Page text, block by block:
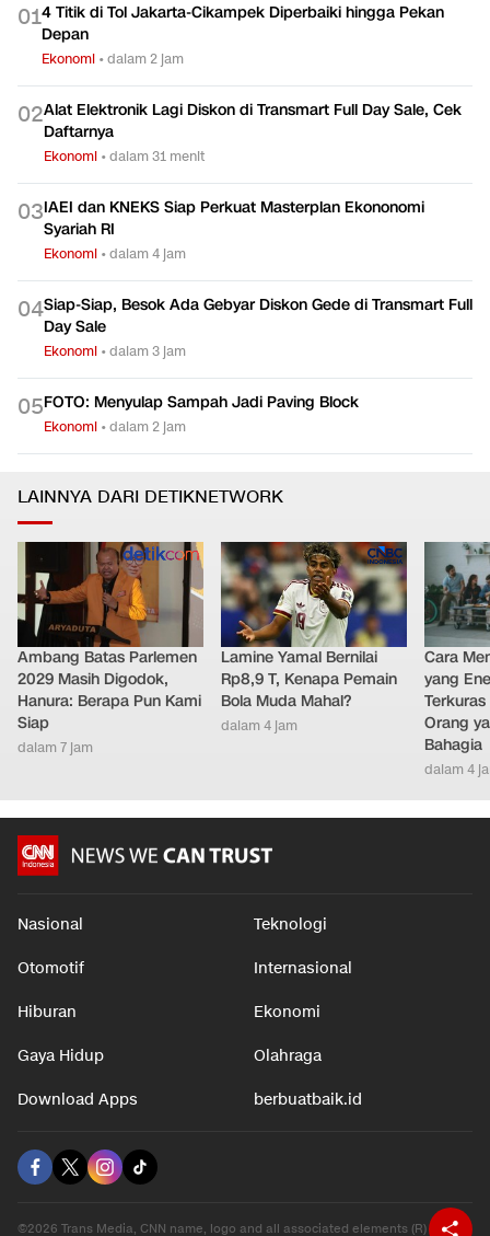
014 Titik di Tol Jakarta-Cikampek Diperbaiki hingga Pekan
Depan
Ekonomi •dalam 2 jam
02Alat Elektronik Lagi Diskon di Transmart Full Day Sale, Cek
Daftarnya
Ekonomi •dalam 31 menit
03IAEI dan KNEKS Siap Perkuat Masterplan Ekononomi
Syariah RI
Ekonomi •dalam 4 jam
04Siap-Siap, Besok Ada Gebyar Diskon Gede di Transmart Full
Day Sale
Ekonomi •dalam 3 jam
05FOTO: Menyulap Sampah Jadi Paving Block
Ekonomi •dalam 2 jam
LAINNYA DARI DETIKNETWORK
Ambang Batas Parlemen
2029 Masih Digodok,
Hanura: Berapa Pun Kami
Siap
dalam 7 jam
Lamine Yamal Bernilai
Rp8,9 T, Kenapa Pemain
Bola Muda Mahal?
dalam 4 jam
Cara
yang
Orang
Bahagia
dalam 4
Nasional Teknologi
Otomotif Internasional
Hiburan Ekonomi
Gaya Hidup Olahraga
Download Apps berbuatbaik.id
©2026 Trans Media, CNN name, logo and all associated elements (R) and ©